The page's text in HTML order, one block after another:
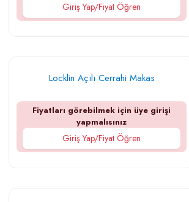
Giriş Yap/Fiyat Öğren
Locklin Açılı Cerrahi Makas
Fiyatları görebilmek için üye girişi
yapmalısınız
Giriş Yap/Fiyat Öğren